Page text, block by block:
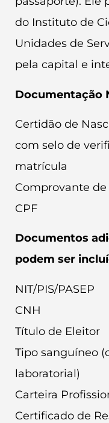
do Instituto de
Unidades de
pela capital e
Documentação
Certidão de
com selo de
matrícula
Comprovante de
CPF
Documentos
podem ser
NIT/PIS/PASEP
CNH
Título de Eleitor
Tipo sanguíneo
laboratorial)
Carteira
Certificado de